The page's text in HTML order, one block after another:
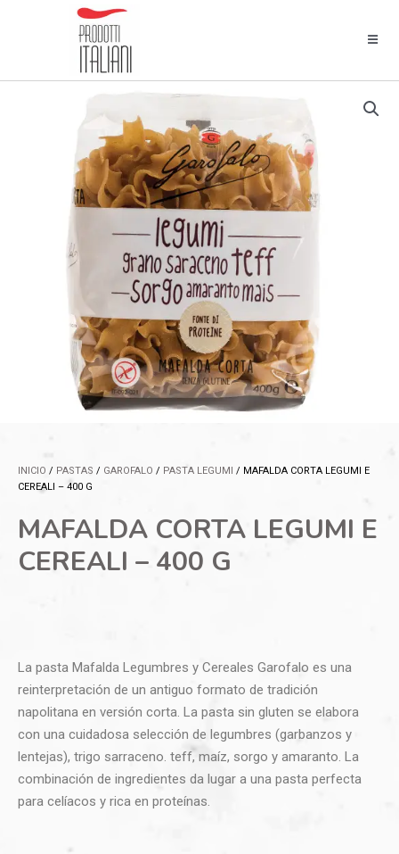
INICIO / PASTAS / GAROFALO / PASTA LEGUMI
/ MAFALDA CORTA LEGUMI E
CEREALI – 400 G
MAFALDA CORTA LEGUMI E
CEREALI – 400 G
La pasta Mafalda Legumbres y Cereales Garofalo es una
reinterpretación de un antiguo formato de tradición
napolitana en versión corta. La pasta sin gluten se elabora
con una cuidadosa selección de legumbres (garbanzos y
lentejas), trigo sarraceno. teff, maíz, sorgo y amaranto. La
combinación de ingredientes da lugar a una pasta perfecta
para celíacos y rica en proteínas.